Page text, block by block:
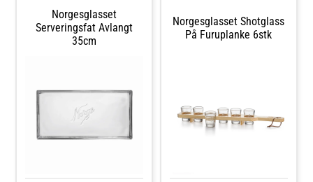
Norgesglasset
Serveringsfat Avlangt
35cm
Norgesglasset Shotglass
På Furuplanke 6stk